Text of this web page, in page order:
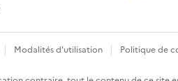
Modalités d'utilisation Politique de